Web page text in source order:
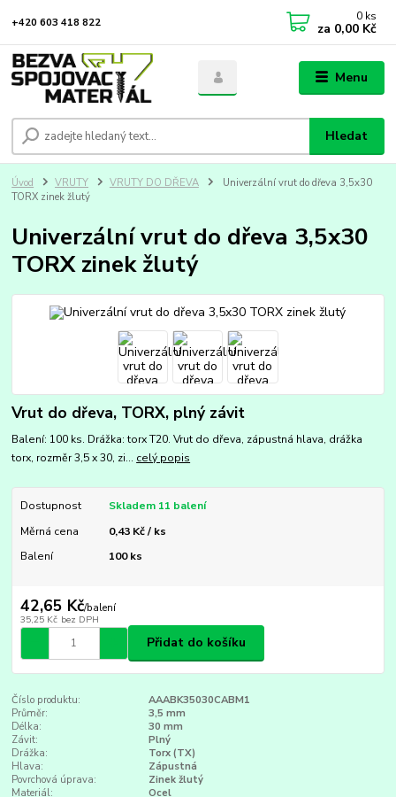
Menu
Hledat
+420 603 418 822 0 ks
za 0,00 Kč
Úvod VRUTY VRUTY DO DŘEVA
Univerzální vrut do dřeva 3,5x30
TORX zinek žlutý
Univerzální vrut do dřeva 3,5x30
TORX zinek žlutý
Vrut do dřeva, TORX, plný závit
Balení: 100 ks. Drážka: torx T20. Vrut do dřeva, zápustná hlava, drážka
torx, rozměr 3,5 x 30, zi... celý popis
Dostupnost
Skladem 11 balení
Měrná cena
0,43 Kč / ks
Balení
100 ks
42,65 Kč/balení
35,25 Kč bez DPH
Přidat do košíku
Číslo produktu:
AAABK35030CABM1
Průměr:
3,5 mm
Délka:
30 mm
Závit:
Plný
Drážka:
Torx (TX)
Hlava:
Zápustná
Povrchová úprava:
Zinek žlutý
Materiál:
Ocel